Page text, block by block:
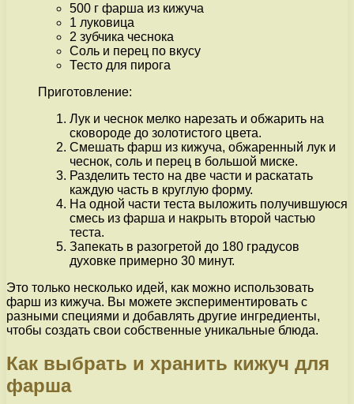
500 г фарша из кижуча
1 луковица
2 зубчика чеснока
Соль и перец по вкусу
Тесто для пирога
Приготовление:
Лук и чеснок мелко нарезать и обжарить на
сковороде до золотистого цвета.
Смешать фарш из кижуча, обжаренный лук и
чеснок, соль и перец в большой миске.
Разделить тесто на две части и раскатать
каждую часть в круглую форму.
На одной части теста выложить получившуюся
смесь из фарша и накрыть второй частью
теста.
Запекать в разогретой до 180 градусов
духовке примерно 30 минут.
Это только несколько идей, как можно использовать
фарш из кижуча. Вы можете экспериментировать с
разными специями и добавлять другие ингредиенты,
чтобы создать свои собственные уникальные блюда.
Как выбрать и хранить кижуч для
фарша